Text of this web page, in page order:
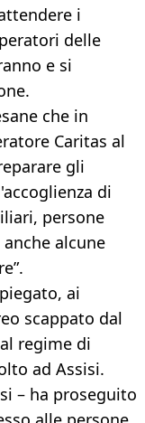
i
delle
e si
che in
Caritas al
gli
di
persone
alcune
ai
scappato dal
regime di
ad Assisi.
– ha proseguito